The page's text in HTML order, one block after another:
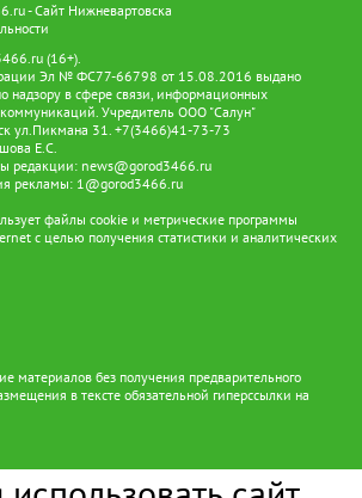
- Сайт Нижневартовска
(16+).
Эл № ФС77-66798 от 15.08.2016 выдано
надзору в сфере связи, информационных
Учредитель ООО "Салун"
ул.Пикмана 31. +7(3466)41-73-73
Е.С.
редакции: news@gorod3466.ru
рекламы: 1@gorod3466.ru
файлы cookie и метрические программы
с целью получения статистики и аналитических
материалов без получения предварительного
в тексте обязательной гиперссылки на